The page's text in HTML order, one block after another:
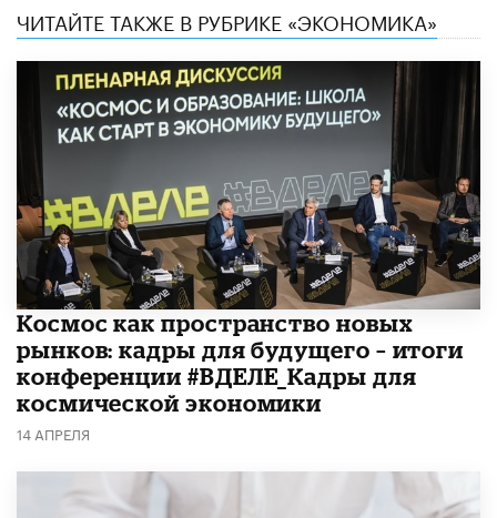
ЧИТАЙТЕ ТАКЖЕ В РУБРИКЕ «ЭКОНОМИКА»
Космос как пространство новых
рынков: кадры для будущего – итоги
конференции #ВДЕЛЕ_Кадры для
космической экономики
14 АПРЕЛЯ